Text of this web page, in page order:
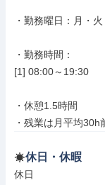
・勤務曜日：月・
・勤務時間：
[1] 08:00～19:30
・休憩1.5時間
・残業は月平均30h
休日・休暇
休日